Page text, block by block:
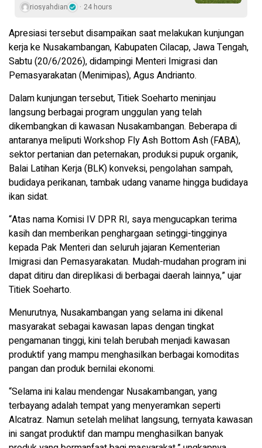
riosyahdian 24 hours
Apresiasi tersebut disampaikan saat melakukan kunjungan
kerja ke Nusakambangan, Kabupaten Cilacap, Jawa Tengah,
Sabtu (20/6/2026), didampingi Menteri Imigrasi dan
Pemasyarakatan (Menimipas), Agus Andrianto.
Dalam kunjungan tersebut, Titiek Soeharto meninjau
langsung berbagai program unggulan yang telah
dikembangkan di kawasan Nusakambangan. Beberapa di
antaranya meliputi Workshop Fly Ash Bottom Ash (FABA),
sektor pertanian dan peternakan, produksi pupuk organik,
Balai Latihan Kerja (BLK) konveksi, pengolahan sampah,
budidaya perikanan, tambak udang vaname hingga budidaya
ikan sidat.
“Atas nama Komisi IV DPR RI, saya mengucapkan terima
kasih dan memberikan penghargaan setinggi-tingginya
kepada Pak Menteri dan seluruh jajaran Kementerian
Imigrasi dan Pemasyarakatan. Mudah-mudahan program ini
dapat ditiru dan direplikasi di berbagai daerah lainnya,” ujar
Titiek Soeharto.
Menurutnya, Nusakambangan yang selama ini dikenal
masyarakat sebagai kawasan lapas dengan tingkat
pengamanan tinggi, kini telah berubah menjadi kawasan
produktif yang mampu menghasilkan berbagai komoditas
pangan dan produk bernilai ekonomi.
“Selama ini kalau mendengar Nusakambangan, yang
terbayang adalah tempat yang menyeramkan seperti
Alcatraz. Namun setelah melihat langsung, ternyata kawasan
ini sangat produktif dan mampu menghasilkan banyak